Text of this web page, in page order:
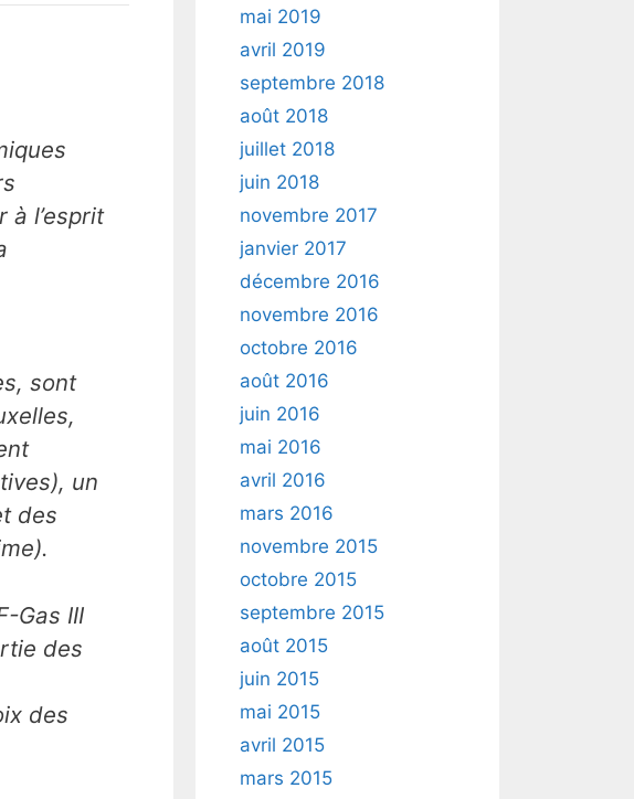
à l’esprit
sont
un
des
Gas III
des
des
mai 2019
avril 2019
septembre 2018
août 2018
juillet 2018
juin 2018
novembre 2017
janvier 2017
décembre 2016
novembre 2016
octobre 2016
août 2016
juin 2016
mai 2016
avril 2016
mars 2016
novembre 2015
octobre 2015
septembre 2015
août 2015
juin 2015
mai 2015
avril 2015
mars 2015